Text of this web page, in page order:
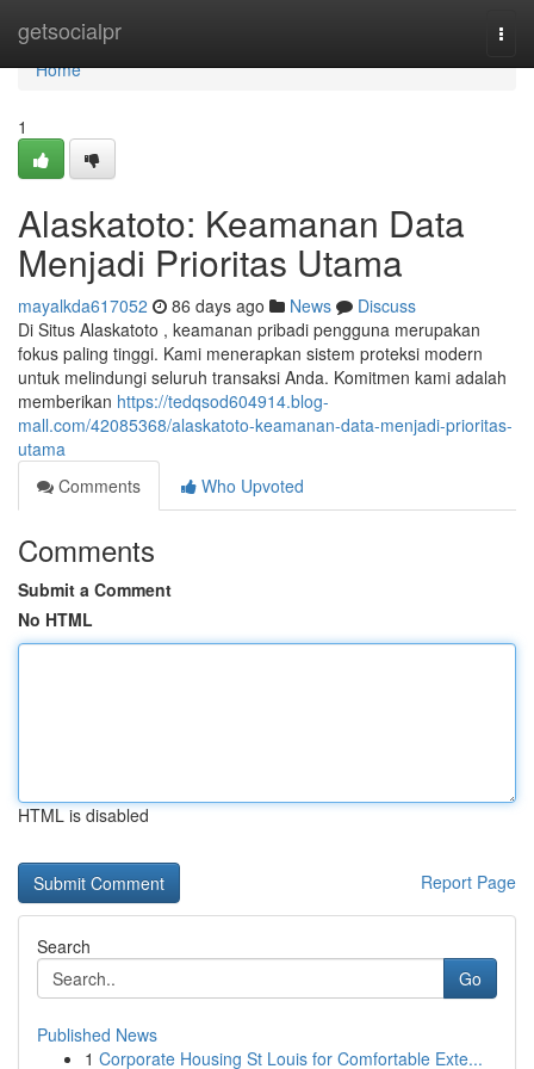
getsocialpr
Home
Home
1
Alaskatoto: Keamanan Data
Menjadi Prioritas Utama
mayalkda617052 86 days ago News
Discuss
Di Situs Alaskatoto , keamanan pribadi pengguna merupakan
fokus paling tinggi. Kami menerapkan sistem proteksi modern
untuk melindungi seluruh transaksi Anda. Komitmen kami adalah
memberikan https://tedqsod604914.blog-
mall.com/42085368/alaskatoto-keamanan-data-menjadi-prioritas-
utama
Comments
Who Upvoted
Comments
Submit a Comment
No HTML
HTML is disabled
Report Page
Search
Go
Published News
1 Corporate Housing St Louis for Comfortable Exte...